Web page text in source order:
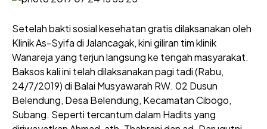
Setelah bakti sosial kesehatan gratis dilaksanakan oleh
Klinik As-Syifa di Jalancagak, kini giliran tim klinik
Wanareja yang terjun langsung ke tengah masyarakat.
Baksos kali ini telah dilaksanakan pagi tadi (Rabu,
24/7/2019) di Balai Musyawarah RW. 02 Dusun
Belendung, Desa Belendung, Kecamatan Cibogo,
Subang. Seperti tercantum dalam Hadits yang